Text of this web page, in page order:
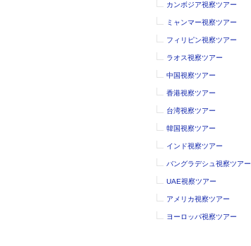
カンボジア視察ツアー
ミャンマー視察ツアー
フィリピン視察ツアー
ラオス視察ツアー
中国視察ツアー
香港視察ツアー
台湾視察ツアー
韓国視察ツアー
インド視察ツアー
バングラデシュ視察ツアー
UAE視察ツアー
アメリカ視察ツアー
ヨーロッパ視察ツアー